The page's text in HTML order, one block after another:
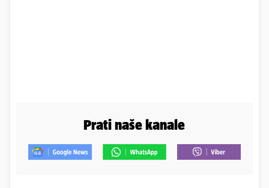
Prati naše kanale